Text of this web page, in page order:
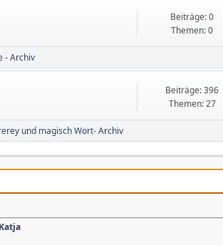
Beiträge: 0
Themen: 0
- Archiv
Beiträge: 396
Themen: 27
und magisch Wort- Archiv
Katja